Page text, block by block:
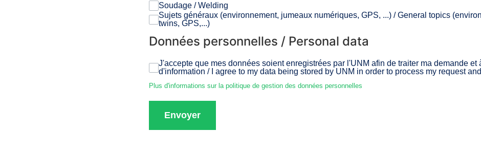
Soudage / Welding
Sujets généraux (environnement, jumeaux numériques, GPS, ...) / General topics
twins, GPS,...)
Données personnelles / Personal data
J'accepte que mes données soient enregistrées par l'UNM afin de traiter ma demande et
d'information / I agree to my data being stored by UNM in order to process my request
Plus d'informations sur la politique de gestion des données personnelles
Envoyer